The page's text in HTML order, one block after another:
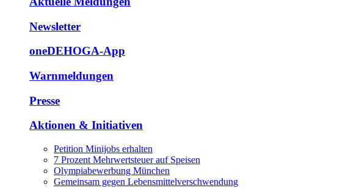
Newsletter
oneDEHOGA-App
Warnmeldungen
Presse
Aktionen & Initiativen
Petition Minijobs erhalten
7 Prozent Mehrwertsteuer auf Speisen
Olympiabewerbung München
Gemeinsam gegen Lebensmittelverschwendung